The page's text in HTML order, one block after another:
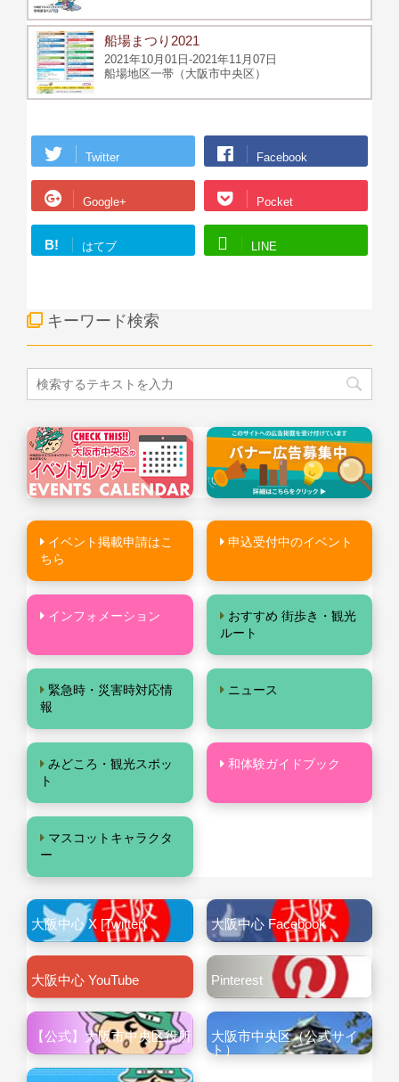
船場まつり2021
2021年10月01日-2021年11月07日
船場地区一帯（大阪市中央区）
Twitter Facebook
Google+ Pocket
B! はてブ LINE
キーワード検索
イベント掲載申請はこ
ちら
申込受付中のイベント
インフォメーション
おすすめ 街歩き・観光
ルート
緊急時・災害時対応情
報
ニュース
みどころ・観光スポッ
ト
和体験ガイドブック
マスコットキャラクタ
ー
大阪中心 X [Twitter] 大阪中心 Facebook
大阪中心 YouTube Pinterest
【公式】大阪市中央区役所
大阪市中央区（公式サイ
ト）